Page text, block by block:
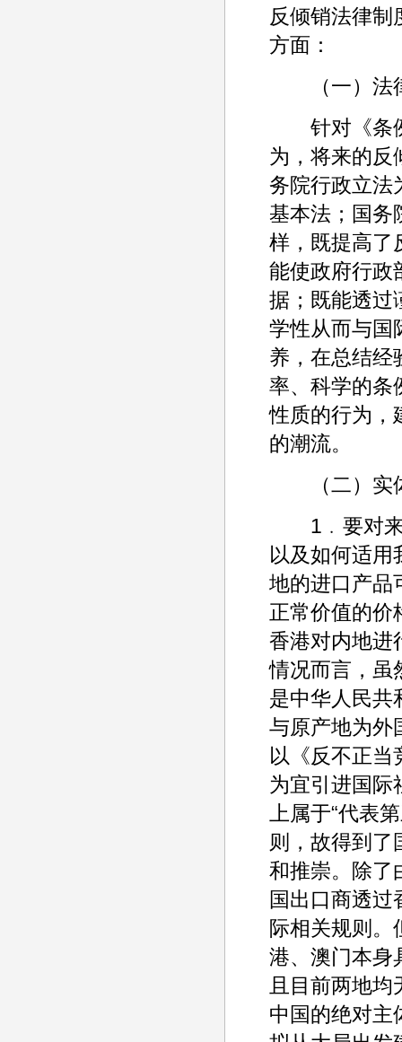
反倾销法律制
方面：
（一）法
针对《条例
为，将来的反
务院行政立法
基本法；国务
样，既提高了
能使政府行政
据；既能透过
学性从而与国
养，在总结经
率、科学的条
性质的行为，
的潮流。
（二）实
1﹒要对来
以及如何适
地的进口产品
正常价值的价
香港对内地进
情况而言，虽
是中华人民共
与原产地为外
以《反不正
为宜引进国际
上属于“代表
则，故得到了
和推崇。除了
国出口商透过
际相关规则。
港、澳门本身
且目前两地
中国的绝对主